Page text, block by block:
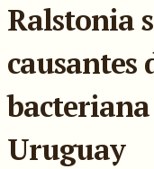
Ralstonia
causantes
Uruguay